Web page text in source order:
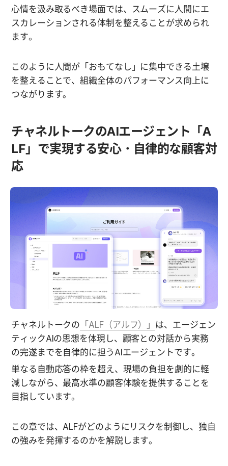
心情を汲み取るべき場面では、スムーズに人間にエ
スカレーションされる体制を整えることが求められ
ます。
このように人間が「おもてなし」に集中できる土壌
を整えることで、組織全体のパフォーマンス向上に
つながります。
チャネルトークのAIエージェント「A
LF」で実現する安心・自律的な顧客対
応
チャネルトークの 「ALF（アルフ）」 は、エージェン
ティックAIの思想を体現し、顧客との対話から実務
の完遂までを自律的に担うAIエージェントです。
単なる自動応答の枠を超え、現場の負担を劇的に軽
減しながら、最高水準の顧客体験を提供することを
目指しています。
この章では、ALFがどのようにリスクを制御し、独自
の強みを発揮するのかを解説します。